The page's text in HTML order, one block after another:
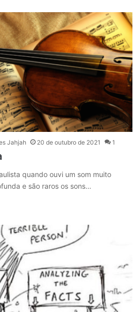
Jahjah 20 de outubro de 2021 1
quando ouvi um som muito
e são raros os sons…